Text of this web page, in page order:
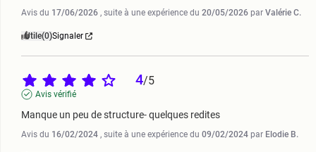
Avis du 17/06/2026 , suite à une expérience du 20/05/2026 par Valérie C.
Utile(0)Signaler
4/5
Avis vérifié
Manque un peu de structure- quelques redites
Avis du 16/02/2024 , suite à une expérience du 09/02/2024 par Elodie B.